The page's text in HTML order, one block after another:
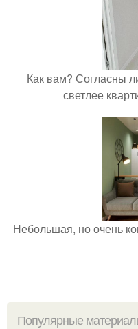
Как вам? Согласны
светлее
Небольшая, но очень
Популярные